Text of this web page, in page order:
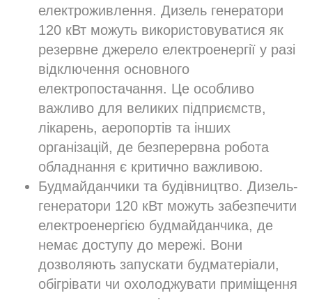
електроживлення. Дизель генератори
120 кВт можуть використовуватися як
резервне джерело електроенергії у разі
відключення основного
електропостачання. Це особливо
важливо для великих підприємств,
лікарень, аеропортів та інших
організацій, де безперервна робота
обладнання є критично важливою.
Будмайданчики та будівництво. Дизель-
генератори 120 кВт можуть забезпечити
електроенергією будмайданчика, де
немає доступу до мережі. Вони
дозволяють запускати будматеріали,
обігрівати чи охолоджувати приміщення